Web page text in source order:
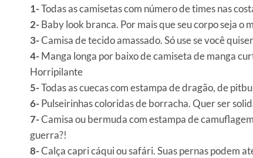
1-Todas as camisetas com número de times nas
2-Baby look branca. Por mais que seu corpo seja o
3-Camisa de tecido amassado. Só use se você
4-Manga longa por baixo de camiseta de manga
Horripilante
5-Todas as cuecas com estampa de dragão, de
6-Pulseirinhas coloridas de borracha. Quer ser
7-Camisa ou bermuda com estampa de
guerra?!
8-Calça capri cáqui ou safári. Suas pernas podem